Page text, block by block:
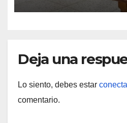
Deja una
Lo siento, debes estar
comentario.